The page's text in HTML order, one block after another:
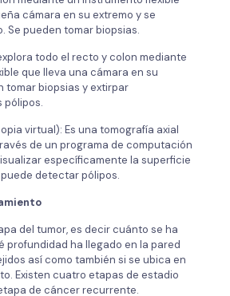
cámara en su extremo y se
Se pueden tomar biopsias.
todo el recto y colon mediante
que lleva una cámara en su
tomar biopsias y extirpar
pólipos.
virtual): Es una tomografía axial
de un programa de computación
específicamente la superficie
detectar pólipos.
del tumor, es decir cuánto se ha
profundidad ha llegado en la pared
así como también si se ubica en
Existen cuatro etapas de estadio
de cáncer recurrente.